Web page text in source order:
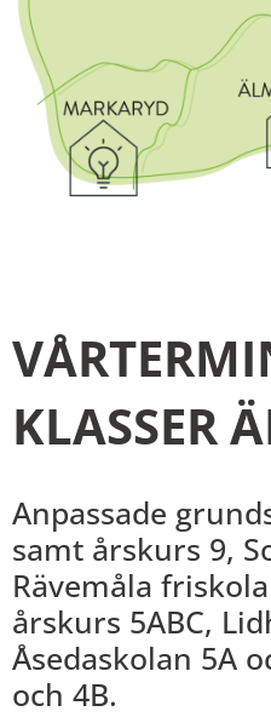
KLASSER
Anpassade
samt årskurs 9,
Rävemåla
årskurs 5ABC,
Åsedaskolan 5A
och 4B.